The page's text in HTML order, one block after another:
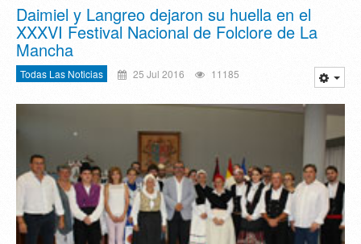
Daimiel y Langreo dejaron su huella en el
XXXVI Festival Nacional de Folclore de La
Mancha
Todas Las Noticias 25 Jul 2016 11185